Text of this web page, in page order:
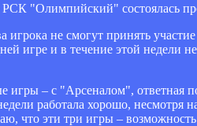
РСК "Олимпийский" состоялась
игрока не смогут принять
игре и в течение этой недели
игры – с "Арсеналом",
работала хорошо,
что эти три игры –